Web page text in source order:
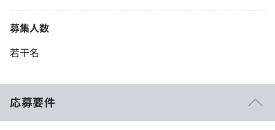
募集人数
若干名
応募要件